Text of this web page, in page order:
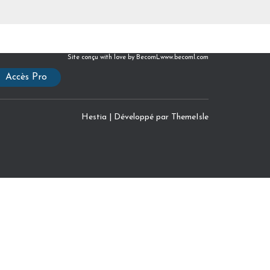
Site conçu with love by BecomLwww.becoml.com
Accès Pro
Hestia | Développé par ThemeIsle